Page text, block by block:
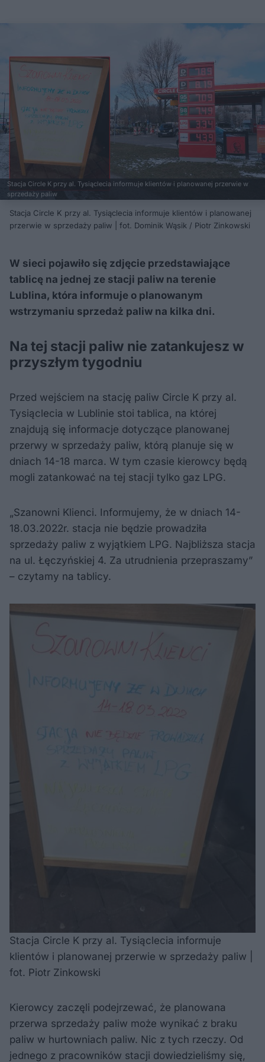
Stacja Circle K przy al. Tysiąclecia informuje klientów i planowanej przerwie w
sprzedaży paliw
Stacja Circle K przy al. Tysiąclecia informuje klientów i planowanej
przerwie w sprzedaży paliw | fot. Dominik Wąsik / Piotr Zinkowski
W sieci pojawiło się zdjęcie przedstawiające
tablicę na jednej ze stacji paliw na terenie
Lublina, która informuje o planowanym
wstrzymaniu sprzedaż paliw na kilka dni.
Na tej stacji paliw nie zatankujesz w
przyszłym tygodniu
Przed wejściem na stację paliw Circle K przy al.
Tysiąclecia w Lublinie stoi tablica, na której
znajdują się informacje dotyczące planowanej
przerwy w sprzedaży paliw, którą planuje się w
dniach 14-18 marca. W tym czasie kierowcy będą
mogli zatankować na tej stacji tylko gaz LPG.
„Szanowni Klienci. Informujemy, że w dniach 14-
18.03.2022r. stacja nie będzie prowadziła
sprzedaży paliw z wyjątkiem LPG. Najbliższa stacja
na ul. Łęczyńskiej 4. Za utrudnienia przepraszamy”
– czytamy na tablicy.
Stacja Circle K przy al. Tysiąclecia informuje
klientów i planowanej przerwie w sprzedaży paliw |
fot. Piotr Zinkowski
Kierowcy zaczęli podejrzewać, że planowana
przerwa sprzedaży paliw może wynikać z braku
paliw w hurtowniach paliw. Nic z tych rzeczy. Od
jednego z pracowników stacji dowiedzieliśmy się,